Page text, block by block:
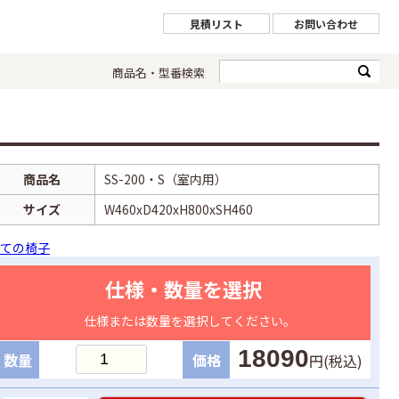
見積リスト お問い合わせ
商品名・型番検索
商品名
SS-200・S（室内用）
サイズ
W460xD420xH800xSH460
の椅子
仕様・数量を選択
仕様または数量を選択してください。
数量 価格 18090円(税込)